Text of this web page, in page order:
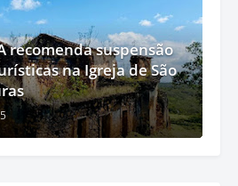
recomenda suspensão
na Igreja de São